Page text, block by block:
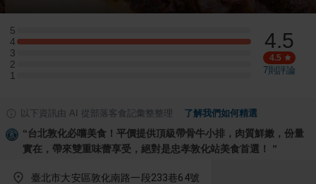
5
5 星：0 則評論
4
4 星：3 則評論
3
3 星：0 則評論
2
2 星：0 則評論
1
1 星：0 則評論
4.5
4.5
7則評論
以下資訊由 AI 從部落客食記彙整整理 了解我們如何精選
“台北敦化必嚐美食！平價提供頂級帶骨牛小排，肉質鮮嫩，份量
實在，帶來雙重味蕾享受，絕對是忠孝敦化站美食首選！ ”
臺北市大安區敦化南路一段233巷64號